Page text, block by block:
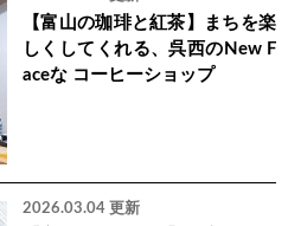
【富山の珈琲と紅茶】まちを楽
しくしてくれる、呉西のNew F
aceな コーヒーショップ
2026.03.04 更新